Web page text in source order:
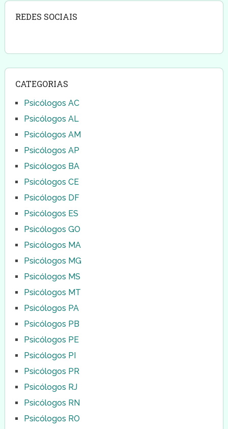
REDES SOCIAIS
CATEGORIAS
Psicólogos AC
Psicólogos AL
Psicólogos AM
Psicólogos AP
Psicólogos BA
Psicólogos CE
Psicólogos DF
Psicólogos ES
Psicólogos GO
Psicólogos MA
Psicólogos MG
Psicólogos MS
Psicólogos MT
Psicólogos PA
Psicólogos PB
Psicólogos PE
Psicólogos PI
Psicólogos PR
Psicólogos RJ
Psicólogos RN
Psicólogos RO